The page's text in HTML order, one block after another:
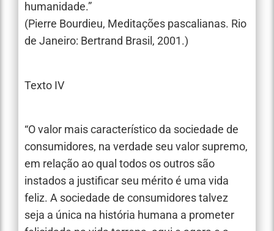
humanidade.”
(Pierre Bourdieu, Meditações pascalianas. Rio
de Janeiro: Bertrand Brasil, 2001.)
Texto IV
“O valor mais característico da sociedade de
consumidores, na verdade seu valor supremo,
em relação ao qual todos os outros são
instados a justificar seu mérito é uma vida
feliz. A sociedade de consumidores talvez
seja a única na história humana a prometer